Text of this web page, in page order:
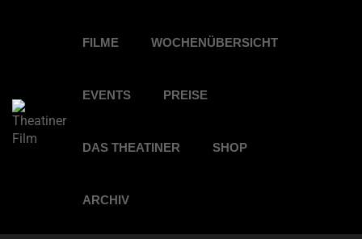
FILME WOCHENÜBERSICHT
EVENTS PREISE
DAS THEATINER SHOP
ARCHIV